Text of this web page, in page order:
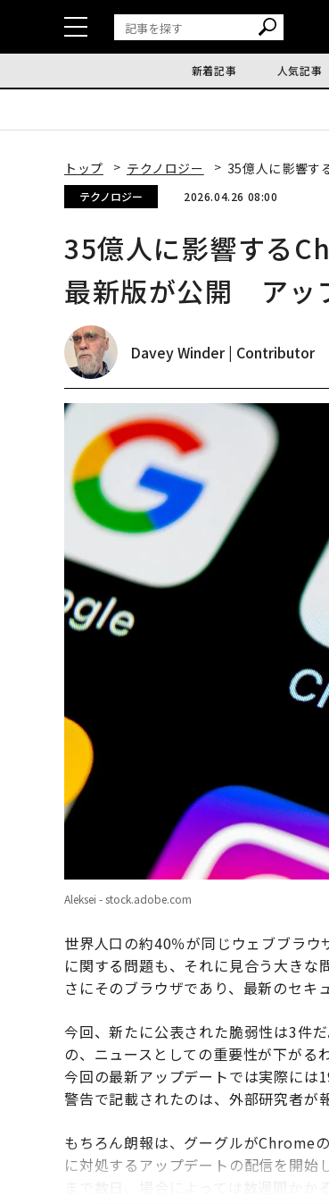
新着記事 人気記事
トップ テクノロジー 35億人に影響す
テクノロジー 2026.04.26 08:00
35億人に影響する
最新版が公開 アッ
Davey Winder | Contributor
Aleksei - stock.adobe.com
世界人口の約40％が同じウェブブラ
に関する問題も、それに見合う大き
さにそのブラウザであり、最新のセキ
今回、新たに公表された脆弱性は3件
の、ニュースとしての重要性が下がる
今回の最新アップデートでは実際には
警告で記載されたのは、外部研究者が
もちろん朗報は、グーグルがChrome
に対処するアップデートの配信を開始